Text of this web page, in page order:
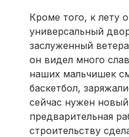
Кроме того, к лету
универсальный
заслуженный
он видел много
наших мальчишек
баскетбол,
сейчас нужен
предварительная
строительству